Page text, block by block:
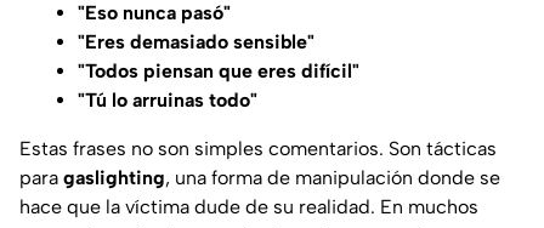
"Eso nunca pasó"
"Eres demasiado sensible"
"Todos piensan que eres difícil"
"Tú lo arruinas todo"
Estas frases no son simples comentarios. Son tácticas
para gaslighting, una forma de manipulación donde se
hace que la víctima dude de su realidad. En muchos